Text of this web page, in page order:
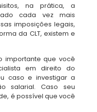
na prática, a
cada vez mais
imposições legais,
da CLT, existem e
importante que você
em direito do
caso e investigar a
salarial. Caso seu
é possível que você